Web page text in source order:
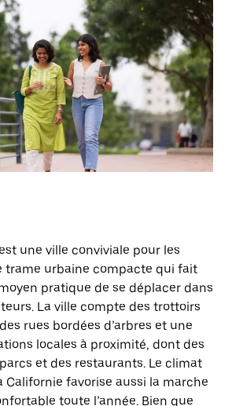
une ville conviviale pour les
trame urbaine compacte qui fait
pratique de se déplacer dans
La ville compte des trottoirs
rues bordées d’arbres et une
locales à proximité, dont des
et des restaurants. Le climat
Californie favorise aussi la marche
toute l’année. Bien que